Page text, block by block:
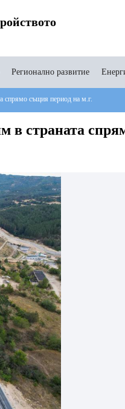
Регионално развитие
спрямо същия период на м.г.
в страната